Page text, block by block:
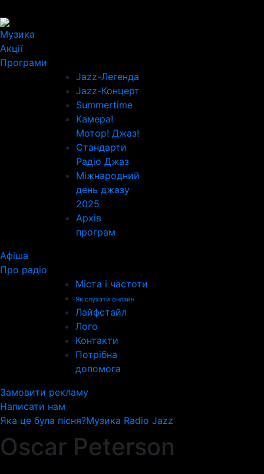
Музика
Акції
Програми
Jazz-Легенда
Jazz-Концерт
Summertime
Камера!
Мотор! Джаз!
Стандарти
Радіо Джаз
Міжнародний
день джазу
2025
Архів
програм
Афіша
Про радіо
Міста і частоти
Як слухати онлайн
Лайфстайл
Лого
Контакти
Потрібна
допомога
Замовити рекламу
Написати нам
Яка це була пісня?Музика Radio Jazz
Oscar Peterson